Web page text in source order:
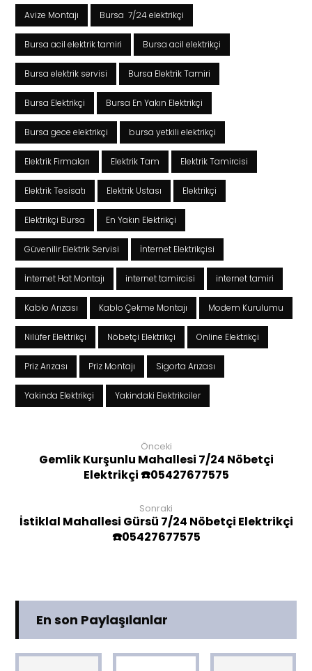
Avize Montajı Bursa 7/24 elektrikçi
Bursa acil elektrik tamiri Bursa acil elektrikçi
Bursa elektrik servisi Bursa Elektrik Tamiri
Bursa Elektrikçi Bursa En Yakın Elektrikçi
Bursa gece elektrikçi bursa yetkili elektrikçi
Elektrik Firmaları Elektrik Tam Elektrik Tamircisi
Elektrik Tesisatı Elektrik Ustası Elektrikçi
Elektrikçi Bursa En Yakın Elektrikçi
Güvenilir Elektrik Servisi İnternet Elektrikçisi
İnternet Hat Montajı internet tamircisi internet tamiri
Kablo Arızası Kablo Çekme Montajı Modem Kurulumu
Nilüfer Elektrikçi Nöbetçi Elektrikçi Online Elektrikçi
Priz Arızası Priz Montajı Sigorta Arızası
Yakinda Elektrikçi Yakindaki Elektrikciler
Önceki
Gemlik Kurşunlu Mahallesi 7/24 Nöbetçi
Elektrikçi ☎️05427677575
Sonraki
İstiklal Mahallesi Gürsü 7/24 Nöbetçi Elektrikçi
☎️05427677575
En son Paylaşılanlar